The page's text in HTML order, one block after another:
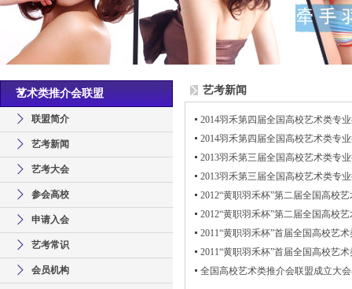
艺术类推介会联盟
联盟简介
艺考新闻
艺考大会
参会高校
申请入会
艺考常识
会员机构
艺考新闻
2014羽禾第四届全国高校艺术类专
2014羽禾第四届全国高校艺术类专
2013羽禾第三届全国高校艺术类专
2013羽禾第三届全国高校艺术类专
2012“黄职羽禾杯”第二届全国高校
2012“黄职羽禾杯”第二届全国高校
2011“黄职羽禾杯”首届全国高校艺
2011“黄职羽禾杯”首届全国高校艺
全国高校艺术类推介会联盟成立大